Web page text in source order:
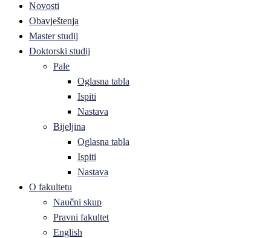
Novosti
Obavještenja
Master studij
Doktorski studij
Pale
Oglasna tabla
Ispiti
Nastava
Bijeljina
Oglasna tabla
Ispiti
Nastava
O fakultetu
Naučni skup
Pravni fakultet
English